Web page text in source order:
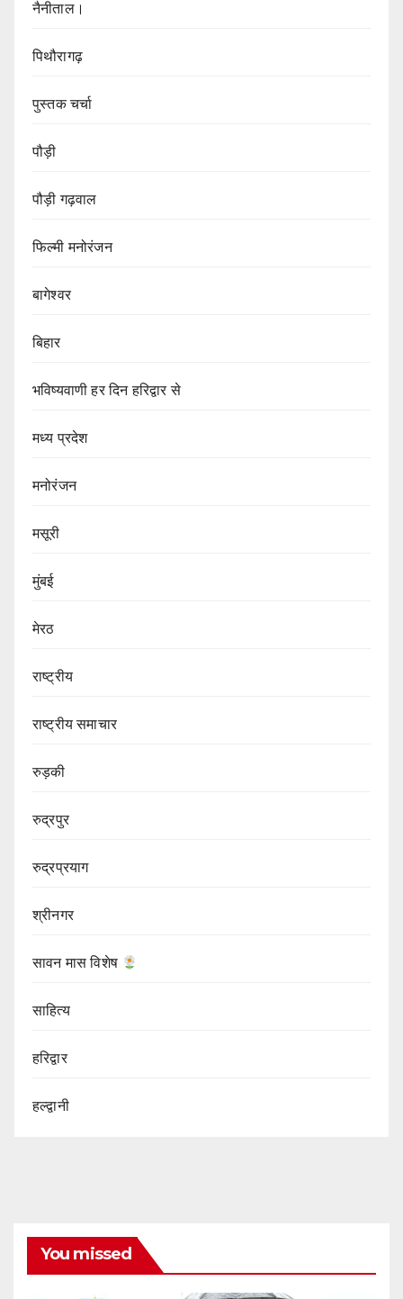
नैनीताल।
पिथौरागढ़
पुस्तक चर्चा
पौड़ी
पौड़ी गढ़वाल
फिल्मी मनोरंजन
बागेश्वर
बिहार
भविष्यवाणी हर दिन हरिद्वार से
मध्य प्रदेश
मनोरंजन
मसूरी
मुंबई
मेरठ
राष्ट्रीय
राष्ट्रीय समाचार
रुड़की
रुद्रपुर
रुद्रप्रयाग
श्रीनगर
सावन मास विशेष
साहित्य
हरिद्वार
हल्द्वानी
You missed